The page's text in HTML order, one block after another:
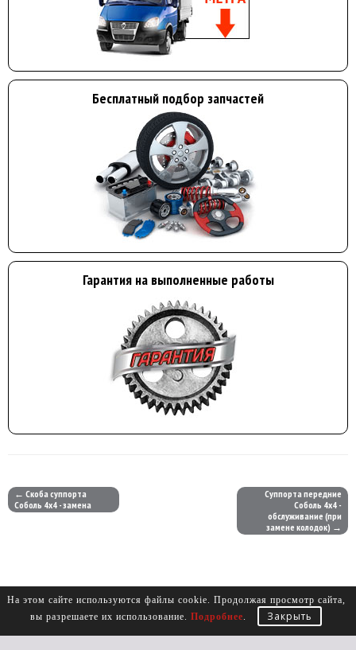
Бесплатный подбор запчастей
Гарантия на выполненные работы
← Скоба суппорта
Соболь 4х4 - замена
Суппорта передние
Соболь 4х4 -
обслуживание (при
замене колодок) →
На этом сайте используются файлы cookie. Продолжая просмотр сайта,
вы разрешаете их использование. Подробнее. Закрыть